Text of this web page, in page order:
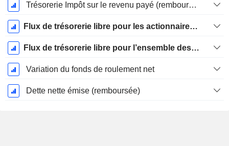
Trésorerie Impôt sur le revenu payé (remboursement)Impôt effectivement payé (remboursé) sur l’exercice
Flux de trésorerie libre pour les actionnaires FCFE
Flux de trésorerie libre pour l’ensemble des pourvoyeurs de fonds (créanciers et actionnaires) FCFF
Variation du fonds de roulement net
Dette nette émise (remboursée)